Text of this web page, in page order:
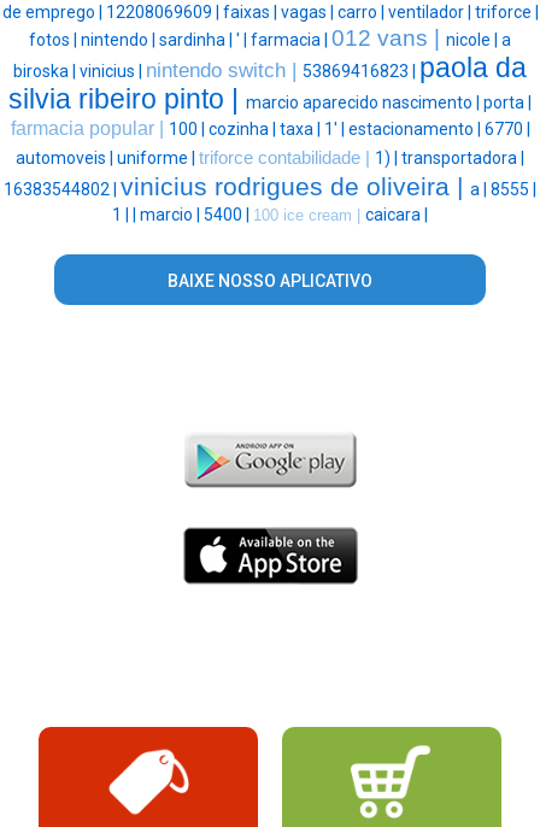
de emprego | 12208069609 | faixas | vagas | carro | ventilador | triforce |
fotos | nintendo | sardinha | ' | farmacia | 012 vans | nicole | a
biroska | vinicius | nintendo switch | 53869416823 | paola da
silvia ribeiro pinto | marcio aparecido nascimento | porta |
farmacia popular | 100 | cozinha | taxa | 1' | estacionamento | 6770 |
automoveis | uniforme | triforce contabilidade | 1) | transportadora |
16383544802 | vinicius rodrigues de oliveira | a | 8555 |
1 |
marcio | 5400 | 100 ice cream | caicara |
BAIXE NOSSO APLICATIVO